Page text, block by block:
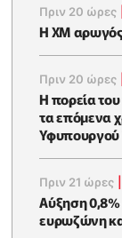
Πριν 20 ώρες
Η XM αρωγός
Πριν 20 ώρες
Η πορεία
τα επόμενα
Υφυπουργού
Πριν 21 ώρες
Αύξηση
ευρωζώνη